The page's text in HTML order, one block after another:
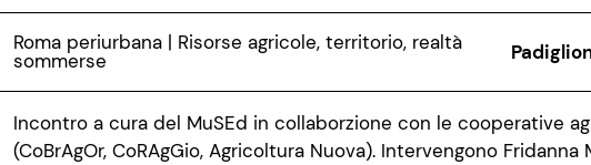
Roma periurbana | Risorse agricole, territorio, realtà
sommerse
Incontro a cura del MuSEd in collaborzione con le cooperative
(CoBrAgOr, CoRAgGio, Agricoltura Nuova). Intervengono Fridanna